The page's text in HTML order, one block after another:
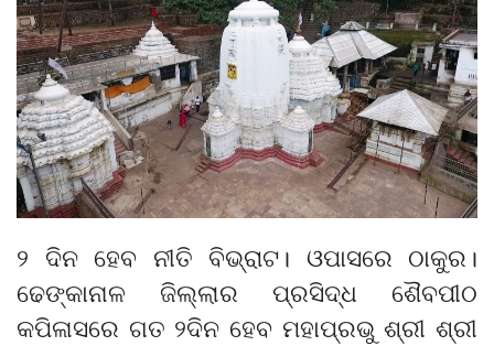
୨ ଦିନ ହେବ ନୀତି ବିଭ୍ରାଟ। ଓପାସରେ ଠାକୁର।
ଢେଙ୍କାନାଳ ଜିଲ୍ଲାର ପ୍ରସିଦ୍ଧ ଶୈବପୀଠ
କପିଳାସରେ ଗତ ୨ଦିନ ହେବ ମହାପ୍ରଭୁ ଶ୍ରୀ ଶ୍ରୀ